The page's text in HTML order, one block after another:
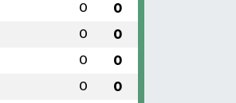
0 0
0 0
0 0
0 0